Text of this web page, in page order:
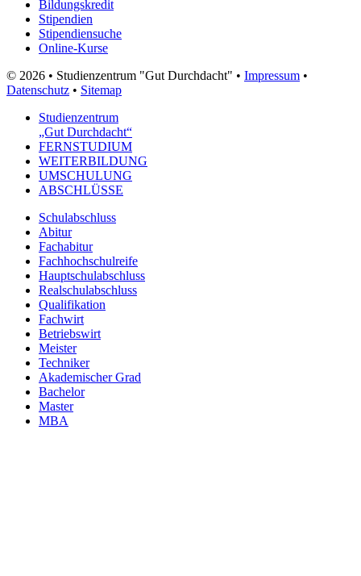
Bildungskredit
Stipendien
Stipendiensuche
Online-Kurse
© 2026 • Studienzentrum "Gut Durchdacht" • Impressum •
Datenschutz • Sitemap
Studienzentrum
„Gut Durchdacht“
FERNSTUDIUM
WEITERBILDUNG
UMSCHULUNG
ABSCHLÜSSE
Schulabschluss
Abitur
Fachabitur
Fachhochschulreife
Hauptschulabschluss
Realschulabschluss
Qualifikation
Fachwirt
Betriebswirt
Meister
Techniker
Akademischer Grad
Bachelor
Master
MBA